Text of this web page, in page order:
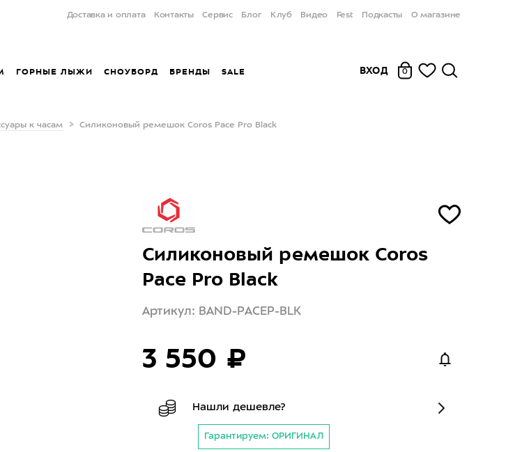
Доставка и оплата Контакты Сервис Блог Клуб Видео Fest Подкасты О магазине
ГОРНЫЕ ЛЫЖИ СНОУБОРД БРЕНДЫ SALE ВХОД 0
к часам Силиконовый ремешок Coros Pace Pro Black
Силиконовый ремешок Coros
Pace Pro Black
Артикул: BAND-PACEP-BLK
3 550 ₽
Нашли дешевле?
Гарантируем: ОРИГИНАЛ